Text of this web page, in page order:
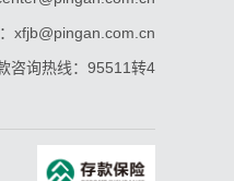
xfjb@pingan.com.cn
咨询热线：95511转4